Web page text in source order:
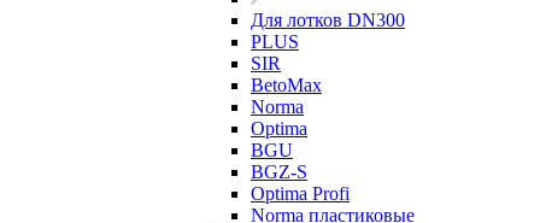
Для лотков DN300
PLUS
SIR
BetoMax
Norma
Optima
BGU
BGZ-S
Optima Profi
Norma пластиковые